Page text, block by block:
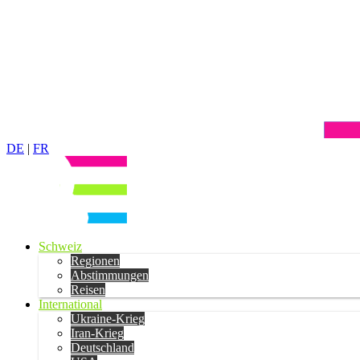
DE | FR
Schweiz
Regionen
Abstimmungen
Reisen
International
Ukraine-Krieg
Iran-Krieg
Deutschland